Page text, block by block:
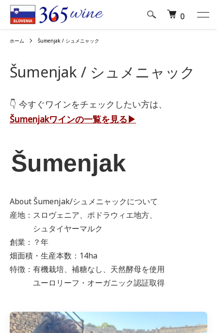
0
ホーム Šumenjak / シュメニャック
Šumenjak / シュメニャック
👇 今すぐワインをチェックしたい方は、
Šumenjakワインの一覧を見る▶︎
Šumenjak
About Šumenjak/シュメニャックについて
産地：スロヴェニア、ポドラウィエ地方、
シュタイヤーマルク
創業：？年
畑面積・生産本数：14ha
特徴：有機栽培、補糖なし、天然酵母を使用
ユーロリーフ・オーガニック認証取得